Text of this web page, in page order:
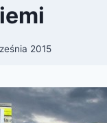
2015